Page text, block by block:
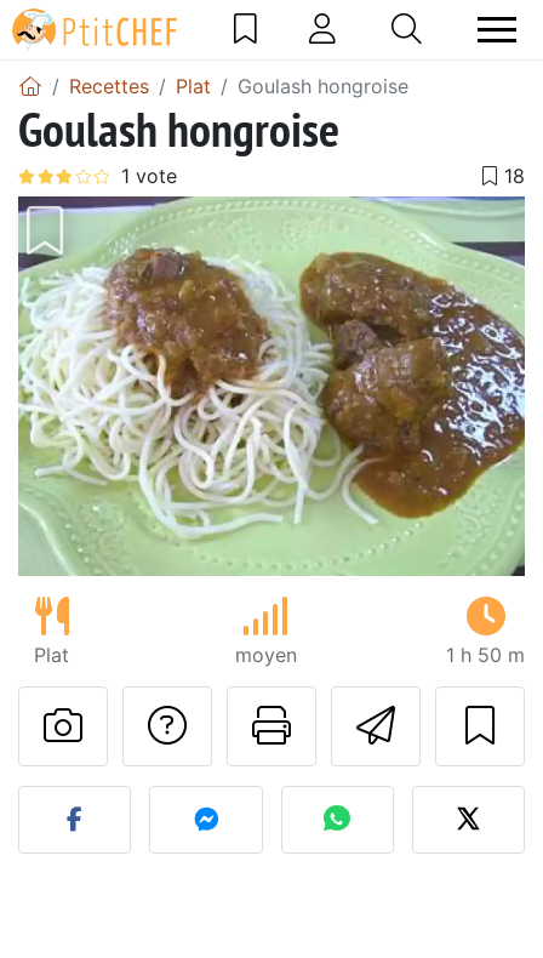
Recettes Plat Goulash hongroise
Goulash hongroise
Plat moyen 1 h 50 m
Imprimer
Poser une
Publier votre photo de